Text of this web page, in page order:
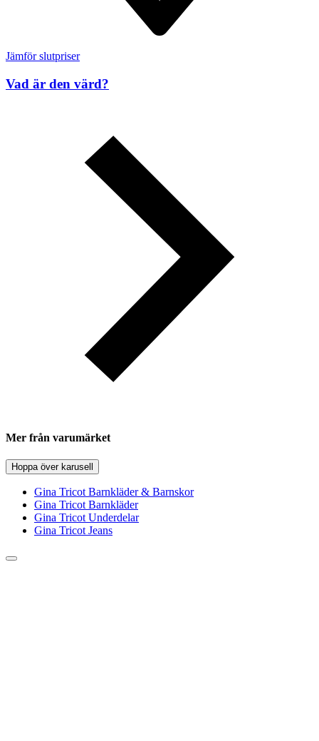
Jämför slutpriser
Vad är den värd?
Mer från varumärket
Hoppa över karusell
Gina Tricot Barnkläder & Barnskor
Gina Tricot Barnkläder
Gina Tricot Underdelar
Gina Tricot Jeans